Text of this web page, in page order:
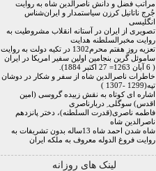
مراتب فضل و دانش ناصرالدین شاه به روایت
جُرج ناتانیل کرزن سیاستمدار و ایران‌شناس
انگلیسی
تصویری از ایران در آستانه انقلاب مشروطیت به
روایت مخبرالسلطنه هدایت
تعزیه روز هفتم محرم1302 در تکیه دولت به روایت
ساموئل گرین بنجامین اولین سفیر امریکا در ایران
( 6 آبان 1263= 27 اکتبر 1884).
خاطرات ناصرالدین شاه از سفر و شکار در دوشان
تپه(1299 -1307 )
اشاره ای کوتاه به نقش زبیده گروسی (امین
اقدس) سوگلی ِ دربارناصری
فاطمه ناصری(قدرت السلطنه)، دختر پانزدهم
ناصرالدین شاه
شاه شدن احمد شاه 13ساله بدون تشریفات به
روایت فروغ الدوله معروف به ملکه ایران
لینک های روزانه